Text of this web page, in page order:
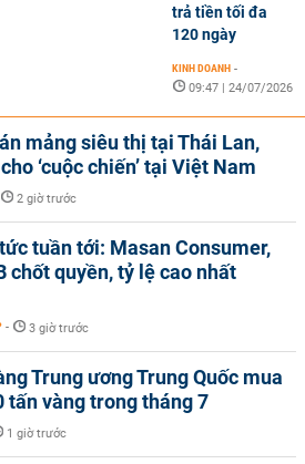
trả tiền tối đa
120 ngày
KINH DOANH -
09:47 | 24/07/2026
mảng siêu thị tại Thái Lan,
‘cuộc chiến’ tại Việt Nam
2 giờ trước
tuần tới: Masan Consumer,
chốt quyền, tỷ lệ cao nhất
- 3 giờ trước
Trung ương Trung Quốc mua
tấn vàng trong tháng 7
1 giờ trước